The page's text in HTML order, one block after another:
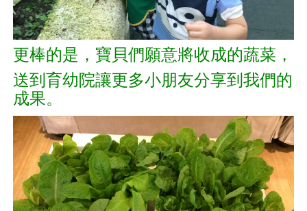
更棒的是，寶貝們願意將收成的蔬菜，
送到育幼院讓更多小朋友分享到我們的
成果。